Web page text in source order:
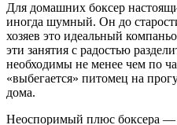
Для домашних боксер
иногда шумный. Он до
хозяев это идеальный
эти занятия с радостью
необходимы не менее чем по
«выбегается» питомец на
дома.
Неоспоримый плюс боксера —